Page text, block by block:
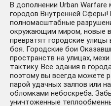
В дополнении Urban
городов Внутренней Сферы!
полномасштабные
окружающим миром, новые
превратят городские
боя. Городские бои
пространств на улицах,
тактику. Все здания в
поэтому вы всегда можете
парой удачных залпов или
обломками небоскреба.
уничтоженные